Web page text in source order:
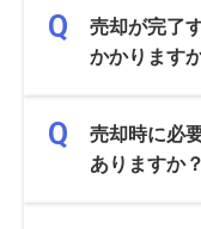
売却が完了
かかります
売却時に必
ありますか？